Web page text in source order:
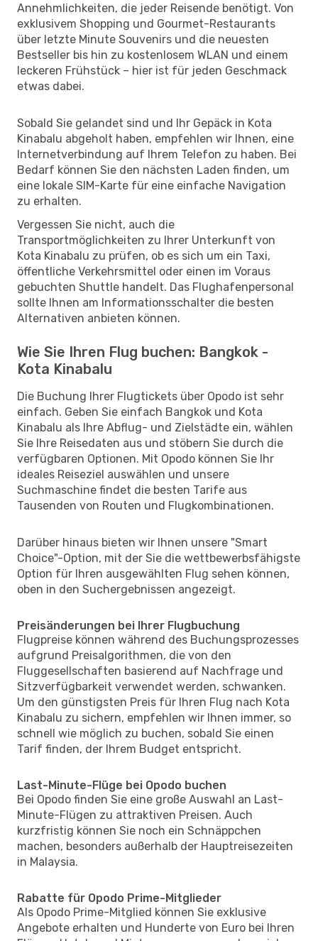
Annehmlichkeiten, die jeder Reisende benötigt. Von
exklusivem Shopping und Gourmet-Restaurants
über letzte Minute Souvenirs und die neuesten
Bestseller bis hin zu kostenlosem WLAN und einem
leckeren Frühstück – hier ist für jeden Geschmack
etwas dabei.
Sobald Sie gelandet sind und Ihr Gepäck in Kota
Kinabalu abgeholt haben, empfehlen wir Ihnen, eine
Internetverbindung auf Ihrem Telefon zu haben. Bei
Bedarf können Sie den nächsten Laden finden, um
eine lokale SIM-Karte für eine einfache Navigation
zu erhalten.
Vergessen Sie nicht, auch die
Transportmöglichkeiten zu Ihrer Unterkunft von
Kota Kinabalu zu prüfen, ob es sich um ein Taxi,
öffentliche Verkehrsmittel oder einen im Voraus
gebuchten Shuttle handelt. Das Flughafenpersonal
sollte Ihnen am Informationsschalter die besten
Alternativen anbieten können.
Wie Sie Ihren Flug buchen: Bangkok -
Kota Kinabalu
Die Buchung Ihrer Flugtickets über Opodo ist sehr
einfach. Geben Sie einfach Bangkok und Kota
Kinabalu als Ihre Abflug- und Zielstädte ein, wählen
Sie Ihre Reisedaten aus und stöbern Sie durch die
verfügbaren Optionen. Mit Opodo können Sie Ihr
ideales Reiseziel auswählen und unsere
Suchmaschine findet die besten Tarife aus
Tausenden von Routen und Flugkombinationen.
Darüber hinaus bieten wir Ihnen unsere "Smart
Choice"-Option, mit der Sie die wettbewerbsfähigste
Option für Ihren ausgewählten Flug sehen können,
oben in den Suchergebnissen angezeigt.
Preisänderungen bei Ihrer Flugbuchung
Flugpreise können während des Buchungsprozesses
aufgrund Preisalgorithmen, die von den
Fluggesellschaften basierend auf Nachfrage und
Sitzverfügbarkeit verwendet werden, schwanken.
Um den günstigsten Preis für Ihren Flug nach Kota
Kinabalu zu sichern, empfehlen wir Ihnen immer, so
schnell wie möglich zu buchen, sobald Sie einen
Tarif finden, der Ihrem Budget entspricht.
Last-Minute-Flüge bei Opodo buchen
Bei Opodo finden Sie eine große Auswahl an Last-
Minute-Flügen zu attraktiven Preisen. Auch
kurzfristig können Sie noch ein Schnäppchen
machen, besonders außerhalb der Hauptreisezeiten
in Malaysia.
Rabatte für Opodo Prime-Mitglieder
Als Opodo Prime-Mitglied können Sie exklusive
Angebote erhalten und Hunderte von Euro bei Ihren